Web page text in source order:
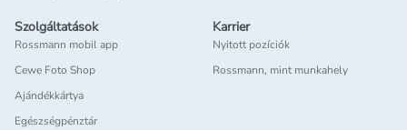
Szolgáltatások
Rossmann mobil app
Cewe Foto Shop
Ajándékkártya
Egészségpénztár
Karrier
Nyitott pozíciók
Rossmann, mint munkahely